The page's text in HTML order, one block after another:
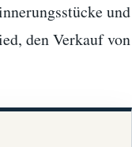
und
den Verkauf von